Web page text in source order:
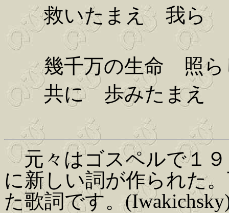
救いたまえ 我ら
幾千万の生命 照ら
共に 歩みたまえ
元々はゴスペルで１９
に新しい詞が作られた
た歌詞です。